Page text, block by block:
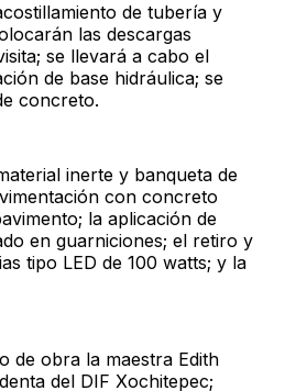
de tubería y
las descargas
se llevará a cabo el
de base hidráulica; se
concreto.
inerte y banqueta de
con concreto
la aplicación de
en guarniciones; el retiro y
tipo LED de 100 watts; y la
de obra la maestra Edith
del DIF Xochitepec;